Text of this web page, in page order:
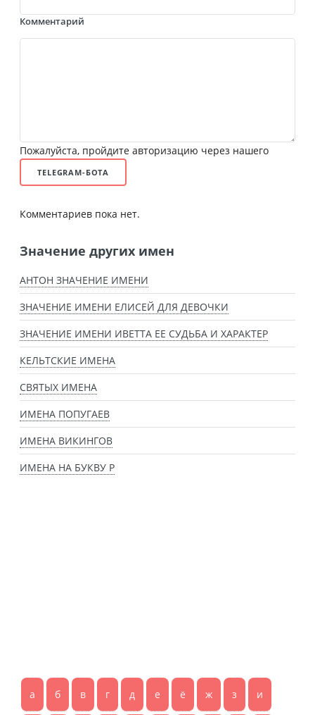
Комментарий
Пожалуйста, пройдите авторизацию через нашего
TELEGRAM-БОТА
Комментариев пока нет.
Значение других имен
АНТОН ЗНАЧЕНИЕ ИМЕНИ
ЗНАЧЕНИЕ ИМЕНИ ЕЛИСЕЙ ДЛЯ ДЕВОЧКИ
ЗНАЧЕНИЕ ИМЕНИ ИВЕТТА ЕЕ СУДЬБА И ХАРАКТЕР
КЕЛЬТСКИЕ ИМЕНА
СВЯТЫХ ИМЕНА
ИМЕНА ПОПУГАЕВ
ИМЕНА ВИКИНГОВ
ИМЕНА НА БУКВУ Р
а б в г д е ё ж з и